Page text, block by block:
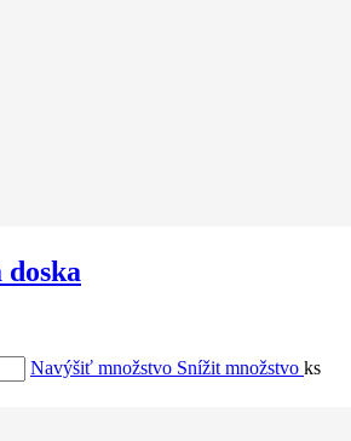
doska
Navýšiť množstvo Snížit množstvo ks